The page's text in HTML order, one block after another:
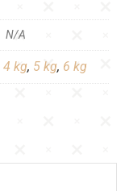
N/A
4 kg, 5 kg, 6 kg